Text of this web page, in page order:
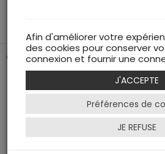
Optik
Changez de grossissement
Afin d'améliorer votre
des cookies pour conserver
connexion et fournir une
J'ACCEPTE
Préférences de
JE REFUSE